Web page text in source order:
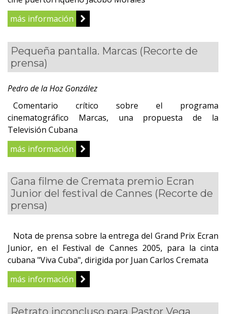
más información
Pequeña pantalla. Marcas (Recorte de
prensa)
Pedro de la Hoz González
Comentario crítico sobre el programa
cinematográfico Marcas, una propuesta de la
Televisión Cubana
más información
Gana filme de Cremata premio Ecran
Junior del festival de Cannes (Recorte de
prensa)
Nota de prensa sobre la entrega del Grand Prix Ecran
Junior, en el Festival de Cannes 2005, para la cinta
cubana "Viva Cuba", dirigida por Juan Carlos Cremata
más información
Retrato inconcluso para Pastor Vega